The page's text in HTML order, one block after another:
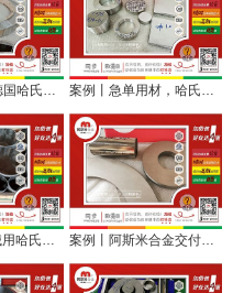
案例丨0.5mm德国哈氏合金C276薄带，优质用料用于二次压延 案例丨急单用材，哈氏合金C276板棒快速安排加工发货纪实
案例丨阿斯米合金交付进口哈氏合金C276光棒、板切圆环